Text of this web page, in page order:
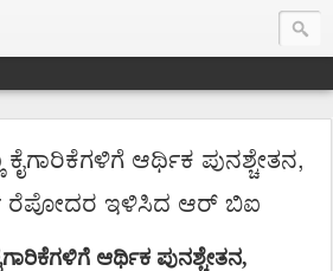
ಕೈಗಾರಿಕೆಗಳಿಗೆ ಆರ್ಥಿಕ ಪುನಶ್ಚೇತನ,
ರೆಪೋದರ ಇಳಿಸಿದ ಆರ್ ಬಿಐ
ಆರ್ಥಿಕ ಪುನಶ್ಚೇತನ,